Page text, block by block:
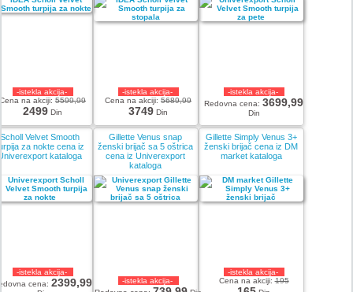
-istekla akcija-
Cena na akciji:5599,99
2499 Din
-istekla akcija-
Cena na akciji:5689,99
3749 Din
-istekla akcija-
Redovna cena:3699,99
Din
Scholl Velvet Smooth
za nokte cena iz
kataloga
-istekla akcija-
cena:2399,99
Gillette Venus snap
ženski brijač sa 5 oštrica
cena iz Univerexport
kataloga
-istekla akcija-
Gillette Simply Venus 3+
ženski brijač cena iz DM
market kataloga
-istekla akcija-
Cena na akciji:195